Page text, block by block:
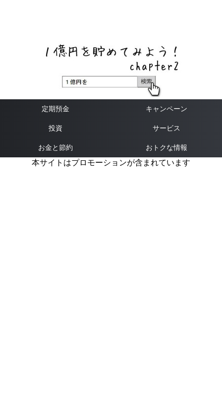
定期預金 キャンペーン
投資 サービス
お金と節約 おトクな情報
本サイトはプロモーションが含まれています